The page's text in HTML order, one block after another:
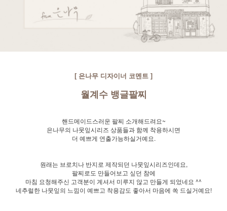
[ 은나무 디자이너 코멘트 ]
월계수 뱅글팔찌
핸드메이드스러운 팔찌 소개해드려요~
은나무의 나뭇잎시리즈 상품들과 함께 착용하시면
더 예쁘게 연출가능하실거예요.
원래는 브로치나 반지로 제작되던 나뭇잎시리즈인데요,
팔찌로도 만들어보고 싶던 참에
마침 요청해주신 고객분이 계셔서 미루지 않고 만들게 되었네요 ^^
네추럴한 나뭇잎의 느낌이 예쁘고 착용감도 좋아서 마음에 쏙 드실거예요!